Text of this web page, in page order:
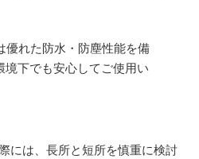
優れた防水・防塵性能を備
境下でも安心してご使用い
には、長所と短所を慎重に検討